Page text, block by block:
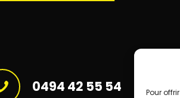
Pour
0494 42 55 54